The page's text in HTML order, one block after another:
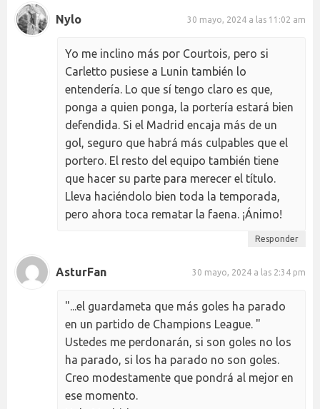
Nylo 30 mayo, 2024 a las 11:02 am
Yo me inclino más por Courtois, pero si
Carletto pusiese a Lunin también lo
entendería. Lo que sí tengo claro es que,
ponga a quien ponga, la portería estará bien
defendida. Si el Madrid encaja más de un
gol, seguro que habrá más culpables que el
portero. El resto del equipo también tiene
que hacer su parte para merecer el título.
Lleva haciéndolo bien toda la temporada,
pero ahora toca rematar la faena. ¡Ánimo!
Responder
AsturFan 30 mayo, 2024 a las 2:34 pm
"...el guardameta que más goles ha parado
en un partido de Champions League. "
Ustedes me perdonarán, si son goles no los
ha parado, si los ha parado no son goles.
Creo modestamente que pondrá al mejor en
ese momento.